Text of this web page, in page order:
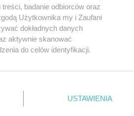
badanie odbiorców oraz
Użytkownika my i Zaufani
dokładnych danych
aktywnie skanować
do celów identyfikacji.
przycisk ustawień prywatności
dolnym rogu strony
USTAWIENIA